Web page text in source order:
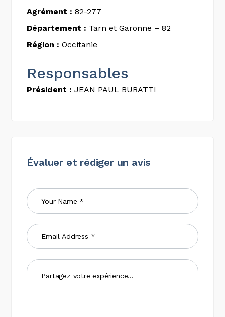
Agrément : 82-277
Département : Tarn et Garonne – 82
Région : Occitanie
Responsables
Président : JEAN PAUL BURATTI
Évaluer et rédiger un avis